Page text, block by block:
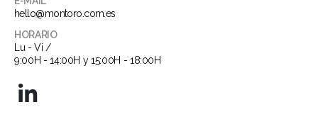
hello@montoro.com.es
HORARIO
Lu - Vi /
9:00H - 14:00H y 15:00H - 18:00H